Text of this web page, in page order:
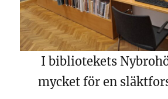
I bibliotekets
mycket för en